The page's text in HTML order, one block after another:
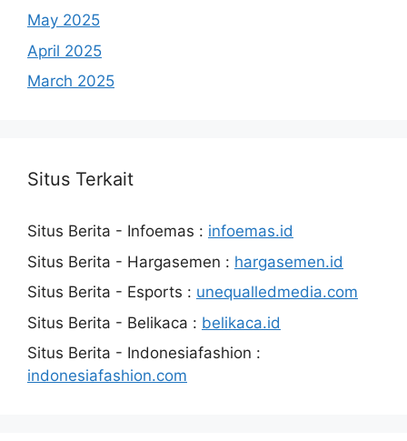
May 2025
April 2025
March 2025
Situs Terkait
Situs Berita - Infoemas : infoemas.id
Situs Berita - Hargasemen : hargasemen.id
Situs Berita - Esports : unequalledmedia.com
Situs Berita - Belikaca : belikaca.id
Situs Berita - Indonesiafashion :
indonesiafashion.com